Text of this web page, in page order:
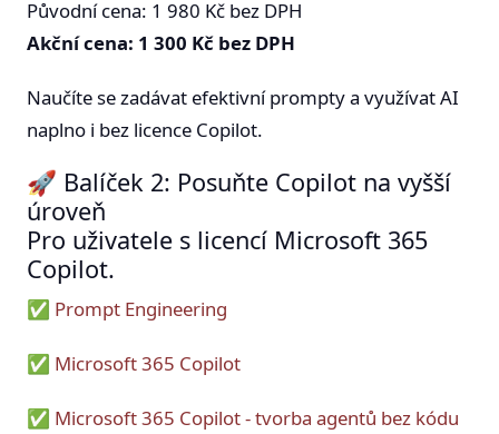
Původní cena: 1 980 Kč bez DPH
Akční cena: 1 300 Kč bez DPH
Naučíte se zadávat efektivní prompty a využívat AI
naplno i bez licence Copilot.
🚀 Balíček 2: Posuňte Copilot na vyšší
úroveň
Pro uživatele s licencí Microsoft 365
Copilot.
✅ Prompt Engineering
✅ Microsoft 365 Copilot
✅ Microsoft 365 Copilot - tvorba agentů bez kódu